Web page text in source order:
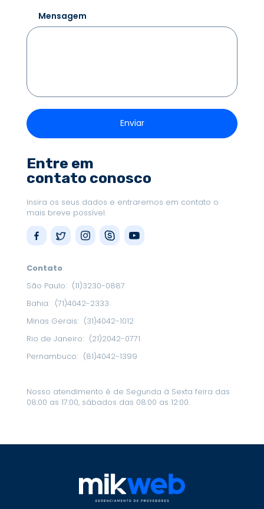
Entre em
contato conosco
Insira os seus dados e entraremos em contato o
mais breve possível.
Contato
São Paulo: (11)3230-0887
Bahia: (71)4042-2333
Minas Gerais: (31)4042-1012
Rio de Janeiro: (21)2042-0771
Pernambuco: (81)4042-1399
Nosso atendimento é de Segunda à Sexta feira das
08:00 as 17:00, sábados das 08:00 as 12:00.
Mensagem